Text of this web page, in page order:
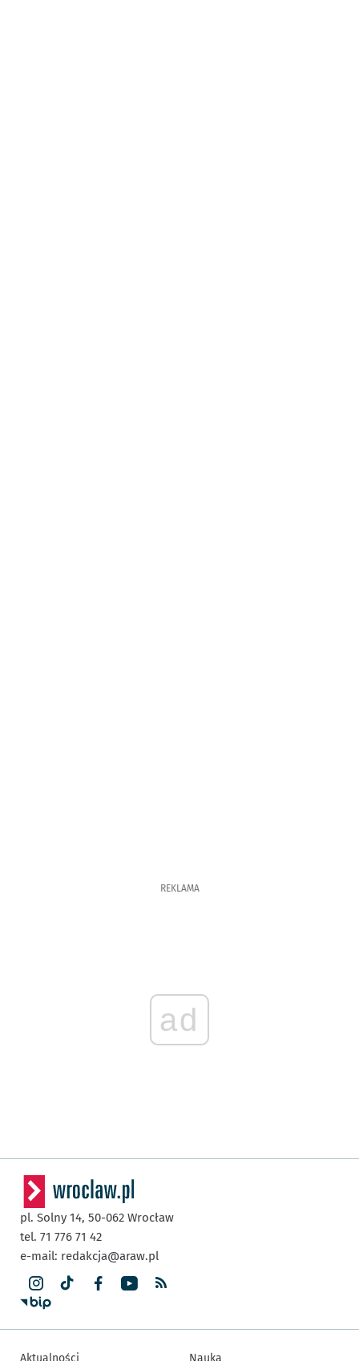
REKLAMA
ad
pl. Solny 14, 50-062 Wrocław
tel. 71 776 71 42
e-mail: redakcja@araw.pl
Aktualności Nauka